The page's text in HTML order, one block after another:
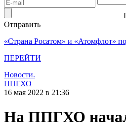
Отправить
«Страна Росатом» и «Атомфлот»
ПЕРЕЙТИ
Новости.
ППГХО
16 мая 2022 в 21:36
На ППГХО